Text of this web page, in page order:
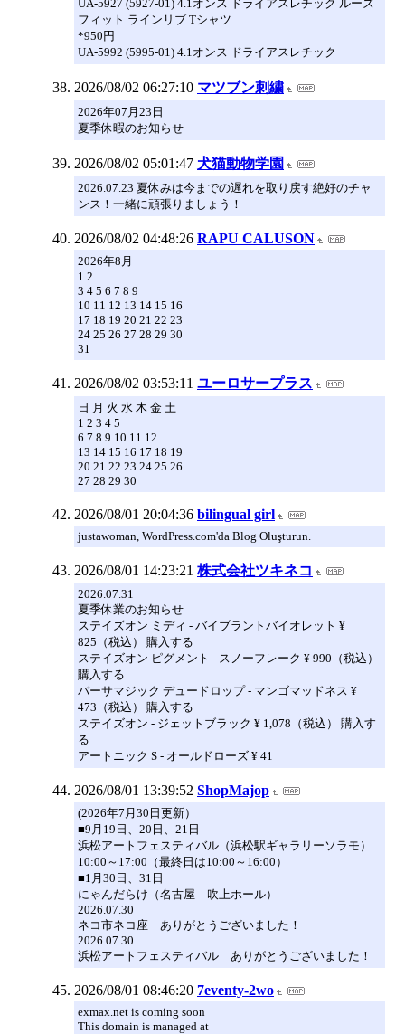
UA-5927 (5927-01) 4.1オンス ドライアスレチック ルーズ
フィット ラインリブ Tシャツ
*950円
UA-5992 (5995-01) 4.1オンス ドライアスレチック
2026/08/02 06:27:10 マツブン刺繍
2026年07月23日
夏季休暇のお知らせ
2026/08/02 05:01:47 犬猫動物学園
2026.07.23 夏休みは今までの遅れを取り戻す絶好のチャ
ンス！一緒に頑張りましょう！
2026/08/02 04:48:26 RAPU CALUSON
2026年8月
1 2
3 4 5 6 7 8 9
10 11 12 13 14 15 16
17 18 19 20 21 22 23
24 25 26 27 28 29 30
31
2026/08/02 03:53:11 ユーロサープラス
日 月 火 水 木 金 土
1 2 3 4 5
6 7 8 9 10 11 12
13 14 15 16 17 18 19
20 21 22 23 24 25 26
27 28 29 30
2026/08/01 20:04:36 bilingual girl
justawoman, WordPress.com'da Blog Oluşturun.
2026/08/01 14:23:21 株式会社ツキネコ
2026.07.31
夏季休業のお知らせ
ステイズオン ミディ - バイブラントバイオレット ¥
825（税込） 購入する
ステイズオン ピグメント - スノーフレーク ¥ 990（税込）
購入する
バーサマジック デュードロップ - マンゴマッドネス ¥
473（税込） 購入する
ステイズオン - ジェットブラック ¥ 1,078（税込） 購入す
る
アートニック S - オールドローズ ¥ 41
2026/08/01 13:39:52 ShopMajop
(2026年7月30日更新）
■9月19日、20日、21日
浜松アートフェスティバル（浜松駅ギャラリーソラモ）
10:00～17:00（最終日は10:00～16:00）
■1月30日、31日
にゃんだらけ（名古屋 吹上ホール）
2026.07.30
ネコ市ネコ座 ありがとうございました！
2026.07.30
浜松アートフェスティバル ありがとうございました！
2026/08/01 08:46:20 7eventy-2wo
exmax.net is coming soon
This domain is managed at